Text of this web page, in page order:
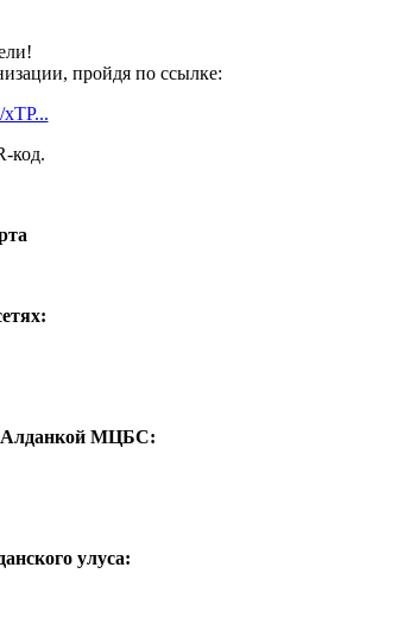
пройдя по ссылке:
код.
Алданкой МЦБС:
улуса: